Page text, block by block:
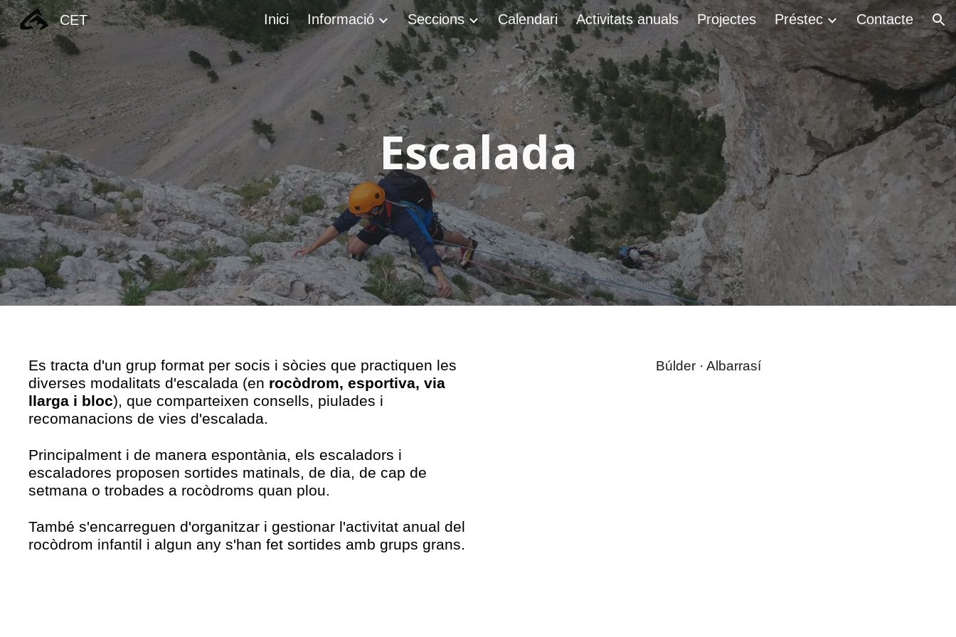
Skip to main content Skip to navigation
CET Inici Informació Seccions Calendari Activitats anuals Projectes Préstec Contacte
Escalada
Es tracta d'un grup format per socis i sòcies que practiquen les
diverses modalitats d'escalada (en rocòdrom, esportiva, via
llarga i bloc), que comparteixen consells, piulades i
recomanacions de vies d'escalada.
Principalment i de manera espontània, els escaladors i
escaladores proposen sortides matinals, de dia, de cap de
setmana o trobades a rocòdroms quan plou.
També s'encarreguen d'organitzar i gestionar l'activitat anual del
rocòdrom infantil i algun any s'han fet sortides amb grups grans.
Búlder · Albarrasí